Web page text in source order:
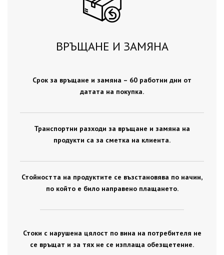
ВРЪЩАНЕ И ЗАМЯНА
Срок за връщане и замяна – 60 работни дни от
датата на покупка.
Транспортни разходи за връщане и замяна на
продукти са за сметка на клиента.
Стойността на продуктите се възстановява по начин,
по който е било направено плащането.
Стоки с нарушена цялост по вина на потребителя не
се връщат и за тях не се изплаща обезщетение.